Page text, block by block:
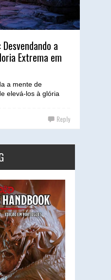
a
Extrema em
a mente de
elevá-los à glória
Reply